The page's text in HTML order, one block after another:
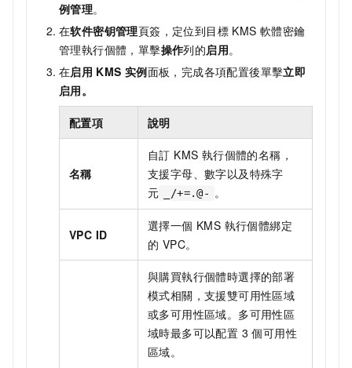
例管理。
在软件密钥管理頁簽，定位到目標 KMS 軟體密鑰
管理執行個體，單擊操作列的启用。
在启用 KMS 实例面板，完成各項配置後單擊立即
启用。
配置項 說明
名稱
自訂 KMS 執行個體的名稱，
支援字母、數字以及特殊字
元
_/+=.@- 。
VPC ID
選擇一個 KMS 執行個體綁定
的 VPC。
與購買執行個體時選擇的部署
模式相關，支援雙可用性區域
或多可用性區域。多可用性區
域時最多可以配置 3 個可用性
區域。